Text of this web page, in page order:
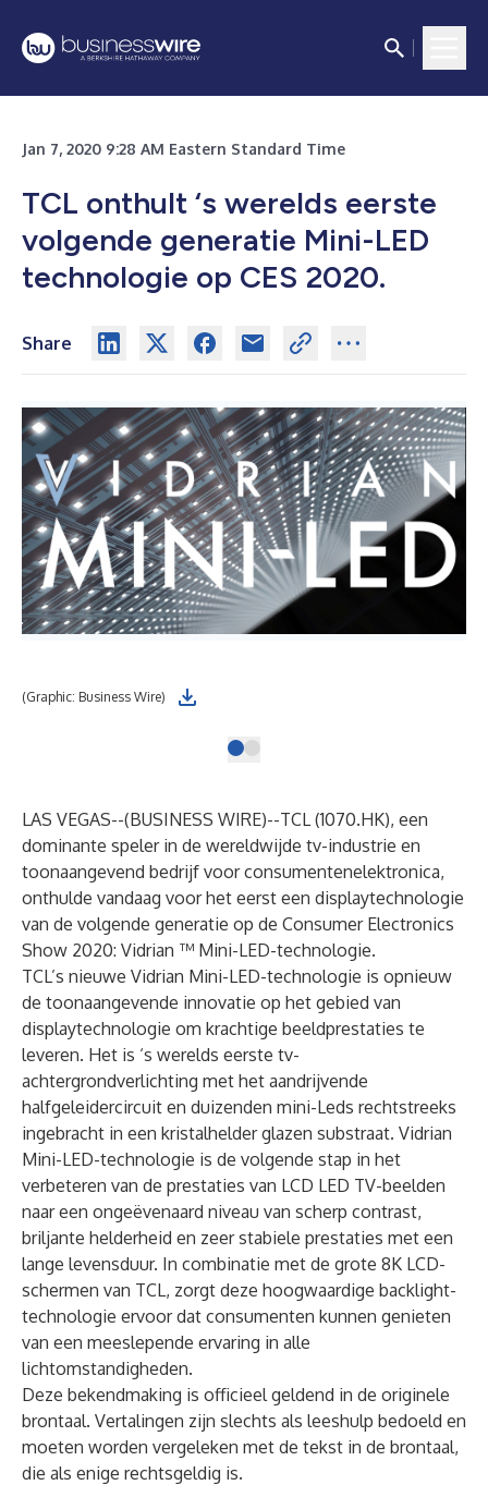
Jan 7, 2020 9:28 AM Eastern Standard Time
TCL onthult ‘s werelds eerste
volgende generatie Mini-LED
technologie op CES 2020.
Share
(Graphic: Business Wire)
LAS VEGAS--(BUSINESS WIRE)--TCL (1070.HK), een
dominante speler in de wereldwijde tv-industrie en
toonaangevend bedrijf voor consumentenelektronica,
onthulde vandaag voor het eerst een displaytechnologie
van de volgende generatie op de Consumer Electronics
Show 2020: Vidrian ™ Mini-LED-technologie.
TCL’s nieuwe Vidrian Mini-LED-technologie is opnieuw
de toonaangevende innovatie op het gebied van
displaytechnologie om krachtige beeldprestaties te
leveren. Het is ‘s werelds eerste tv-
achtergrondverlichting met het aandrijvende
halfgeleidercircuit en duizenden mini-Leds rechtstreeks
ingebracht in een kristalhelder glazen substraat. Vidrian
Mini-LED-technologie is de volgende stap in het
verbeteren van de prestaties van LCD LED TV-beelden
naar een ongeëvenaard niveau van scherp contrast,
briljante helderheid en zeer stabiele prestaties met een
lange levensduur. In combinatie met de grote 8K LCD-
schermen van TCL, zorgt deze hoogwaardige backlight-
technologie ervoor dat consumenten kunnen genieten
van een meeslepende ervaring in alle
lichtomstandigheden.
Deze bekendmaking is officieel geldend in de originele
brontaal. Vertalingen zijn slechts als leeshulp bedoeld en
moeten worden vergeleken met de tekst in de brontaal,
die als enige rechtsgeldig is.